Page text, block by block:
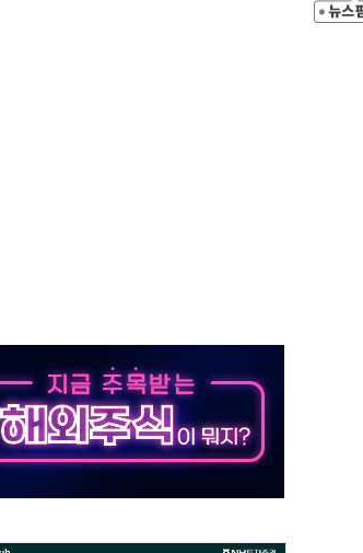
이징 '저울질'
가 3% 급등…금값 보합
와 직접 협상 없어"
월 7일
택 공급 대책 막바지 조율
"통행 막을 권한 없어"
격 검토… 거짓 깃발 작전"
이터센터·모빌리티 구체화